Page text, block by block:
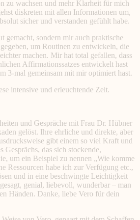
zu wachsen und mehr Klarheit für mich
diskreten mit allen Informationen um,
sicher und verstanden gefühlt habe.
gemacht, sondern mir auch praktische
um Routinen zu entwickeln, die
machen. Mir hat total gefallen, dass
Affirmationssatzes entwickelt hast
3-mal gemeinsam mit mir optimiert hast.
intensive und erleuchtende Zeit.
und Gespräche mit Frau Dr. Hübner
gelöst. Ihre ehrliche und direkte, aber
gibt einem so viel Kraft und
Gesprächs, das sich stockende,
um ein Beispiel zu nennen „Wie komme
Ressourcen habe ich zur Verfügung etc.,
und in eine beschwingte Leichtigkeit
genial, liebevoll, wunderbar – man
Händen. Danke, liebe Vero für dein